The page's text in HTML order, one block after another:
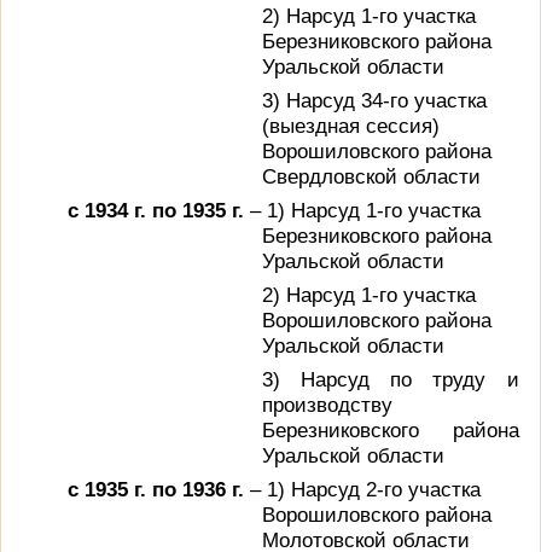
2) Нарсуд 1-го участка
Березниковского района
Уральской области
3) Нарсуд 34-го участка
(выездная сессия)
Ворошиловского района
Свердловской области
с 1934 г. по 1935 г. – 1) Нарсуд 1-го участка
Березниковского района
Уральской области
2) Нарсуд 1-го участка
Ворошиловского района
Уральской области
3) Нарсуд по труду и
производству
Березниковского района
Уральской области
с 1935 г. по 1936 г. – 1) Нарсуд 2-го участка
Ворошиловского района
Молотовской области